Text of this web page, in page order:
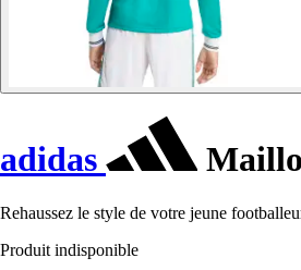
adidas
Rehaussez le style de votre jeune
Produit indisponible